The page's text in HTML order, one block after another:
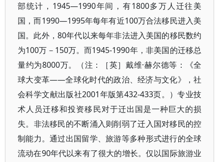
部统计，1945—1990年间，有1800多万人迁往美
国，而1990—1995年每年有近100万合法移民进入美
国。此外，80年代以来每年非法进入美国的移民数约
为100万－150万。而1945-1990年，非美国的迁移总
量约为8000万。（注：［英］戴维·赫尔德等：《全
球大变革——全球化时代的政治、经济与文化》，社
会科学文献出版社2001年版第432-433页。）专业技
术人员迁移和投资移民对于迁出国是一种巨大的损
失。非法移民的不断涌入则削弱了迁入国对移民的控
制能力。通过出国留学、旅游等多种形式进行的全球
流动在90年代以来有了很大的增长。仅以国际旅游业